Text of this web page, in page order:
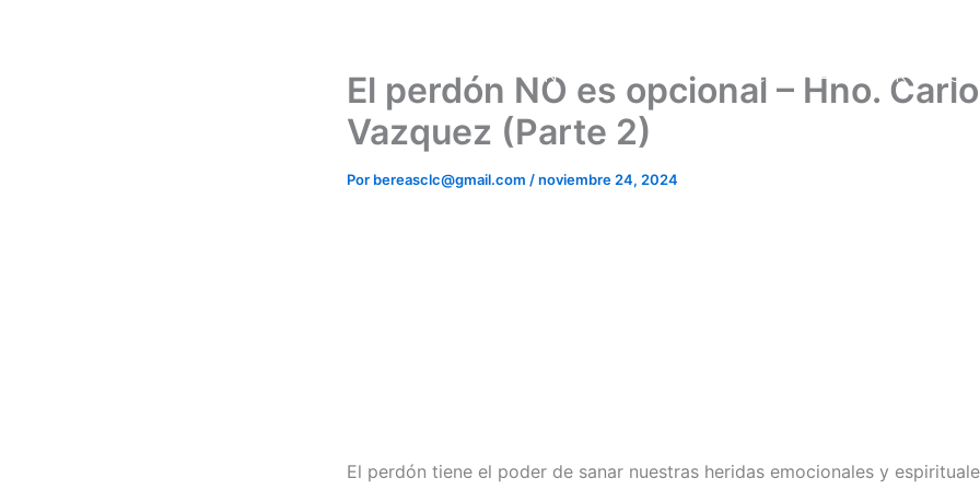
NOSOTROS DOCTRINAS
El perdón NO es opcional – Hno.
Vazquez (Parte 2)
Por bereasclc@gmail.com /noviembre 24, 2024
El perdón tiene el poder de sanar nuestras heridas emocionales y